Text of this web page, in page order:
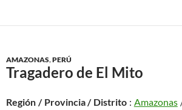
AMAZONAS,PERÚ
Tragadero de El Mito
Región / Provincia / Distrito : Amazonas